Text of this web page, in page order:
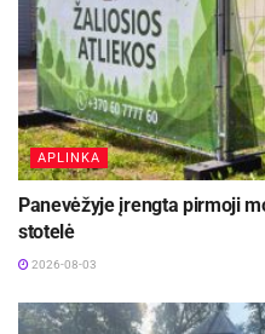
APLINKA
Panevėžyje įrengta pirmoji
stotelė
2026-08-03